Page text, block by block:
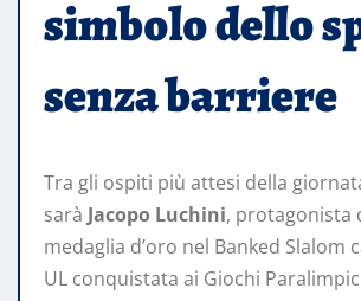
simbolo dello
senza barriere
Tra gli ospiti più attesi della
sarà Jacopo Luchini, protagonista
medaglia d’oro nel Banked Slalom
UL conquistata ai Giochi